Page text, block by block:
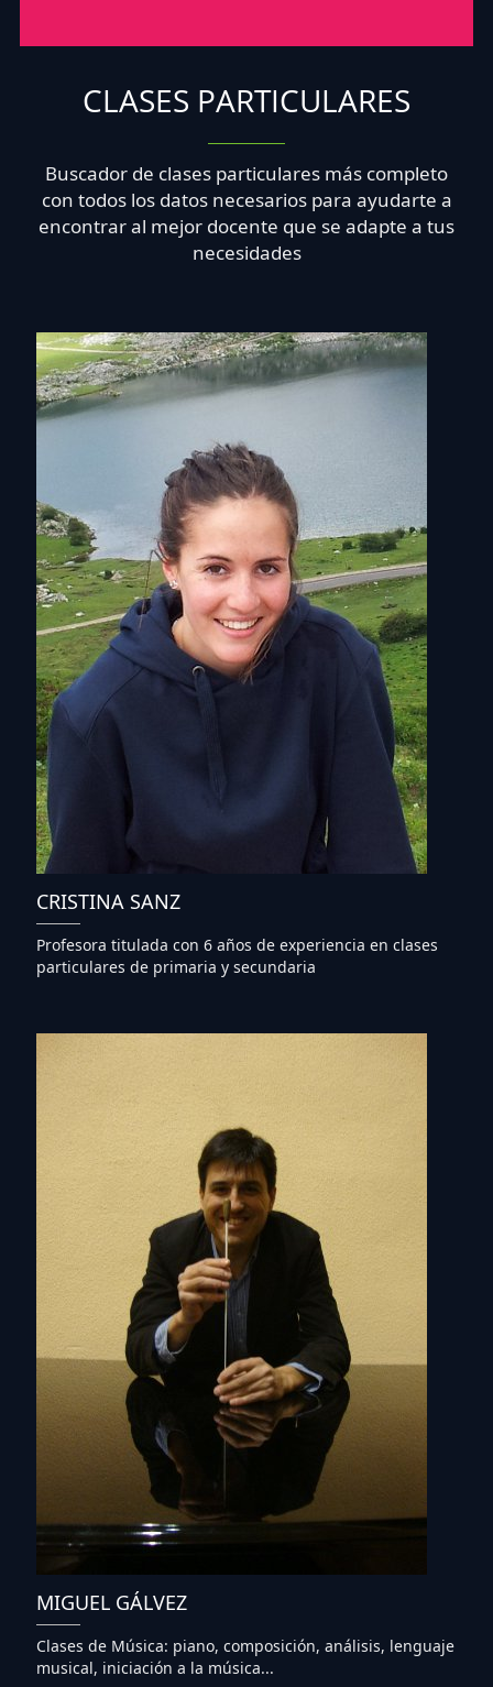
CLASES PARTICULARES
Buscador de clases particulares más completo
con todos los datos necesarios para ayudarte a
encontrar al mejor docente que se adapte a tus
necesidades
CRISTINA SANZ
Profesora titulada con 6 años de experiencia en clases
particulares de primaria y secundaria
MIGUEL GÁLVEZ
Clases de Música: piano, composición, análisis, lenguaje
musical, iniciación a la música...